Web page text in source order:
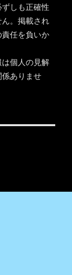
しも正確性
。掲載され
任を負いか
個人の見解
ありませ